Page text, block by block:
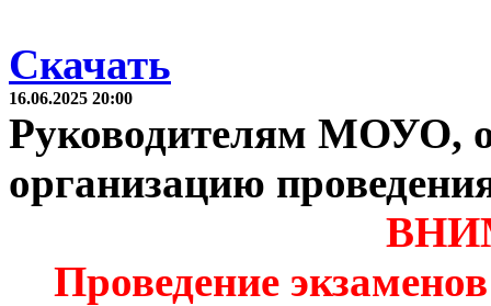
Скачать
16.06.2025 20:00
Руководителям МОУО,
организацию
Проведение